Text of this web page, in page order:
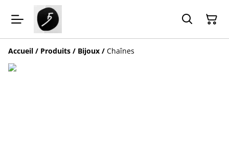
Accueil / Produits / Bijoux / Chaînes